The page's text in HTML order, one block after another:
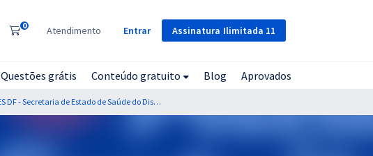
Assinatura Ilimitada 11
0 Atendimento Entrar
Questões grátis Conteúdo gratuito Blog Aprovados
Residência SES DF - Secretaria de Estado de Saúde do Distrito Federal - Farmácia